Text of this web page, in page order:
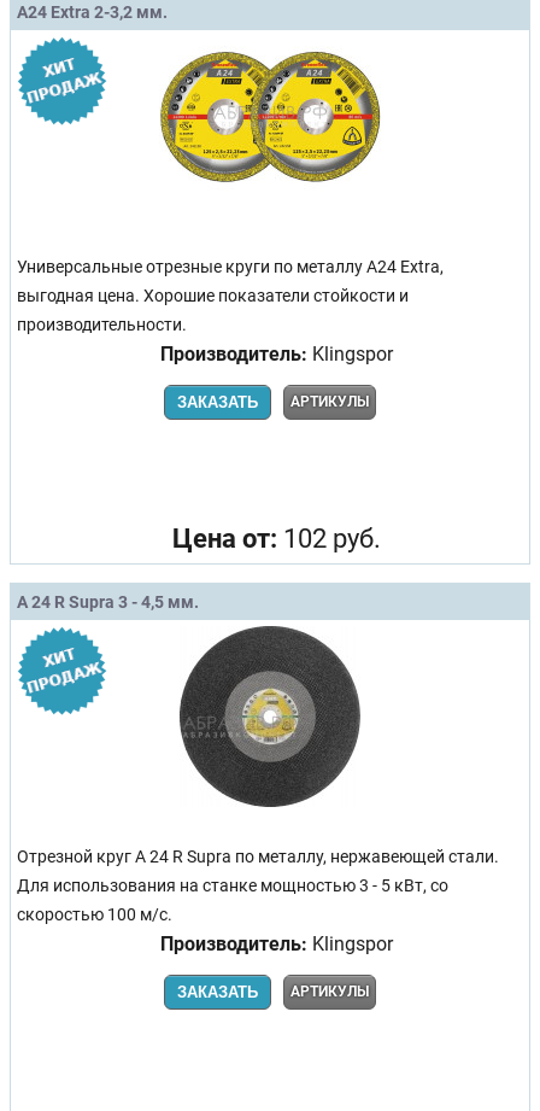
A24 Extra 2-3,2 мм.
Универсальные отрезные круги по металлу A24 Extra,
выгодная цена. Хорошие показатели стойкости и
производительности.
Производитель: Klingspor
ЗАКАЗАТЬ АРТИКУЛЫ
Цена от: 102 руб.
A 24 R Supra 3 - 4,5 мм.
Отрезной круг A 24 R Supra по металлу, нержавеющей стали.
Для использования на станке мощностью 3 - 5 кВт, со
скоростью 100 м/с.
Производитель: Klingspor
ЗАКАЗАТЬ АРТИКУЛЫ